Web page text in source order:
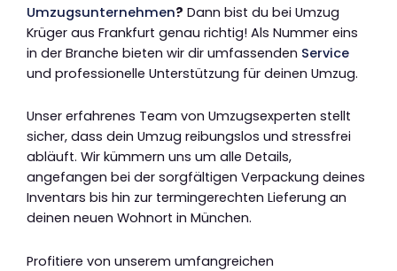
Umzugsunternehmen? Dann bist du bei Umzug
Krüger aus Frankfurt genau richtig! Als Nummer eins
in der Branche bieten wir dir umfassenden Service
und professionelle Unterstützung für deinen Umzug.
Unser erfahrenes Team von Umzugsexperten stellt
sicher, dass dein Umzug reibungslos und stressfrei
abläuft. Wir kümmern uns um alle Details,
angefangen bei der sorgfältigen Verpackung deines
Inventars bis hin zur termingerechten Lieferung an
deinen neuen Wohnort in München.
Profitiere von unserem umfangreichen